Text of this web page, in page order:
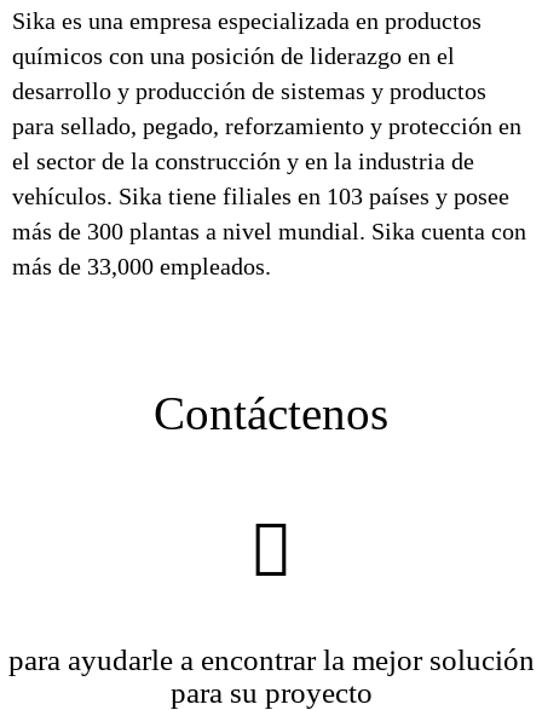
Sika es una empresa especializada en productos
químicos con una posición de liderazgo en el
desarrollo y producción de sistemas y productos
para sellado, pegado, reforzamiento y protección en
el sector de la construcción y en la industria de
vehículos. Sika tiene filiales en 103 países y posee
más de 300 plantas a nivel mundial. Sika cuenta con
más de 33,000 empleados.
Contáctenos
para ayudarle a encontrar la mejor solución
para su proyecto